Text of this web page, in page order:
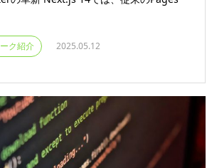
ク紹介 2025.05.12